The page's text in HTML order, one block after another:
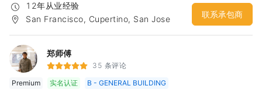
12年从业经验
San Francisco, Cupertino, San Jose
联系承包商
郑师傅
35 条评论
Premium
实名认证 B - GENERAL BUILDING